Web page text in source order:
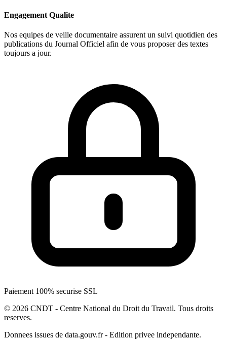
Engagement Qualite
Nos equipes de veille documentaire assurent un suivi quotidien des
publications du Journal Officiel afin de vous proposer des textes
toujours a jour.
Paiement 100% securise SSL
© 2026 CNDT - Centre National du Droit du Travail. Tous droits
reserves.
Donnees issues de data.gouv.fr - Edition privee independante.